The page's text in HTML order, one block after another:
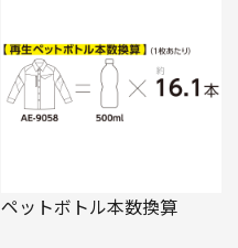
ペットボトル本数換算